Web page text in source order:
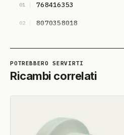
01 768416353
02 8070358018
Ricambi correlati